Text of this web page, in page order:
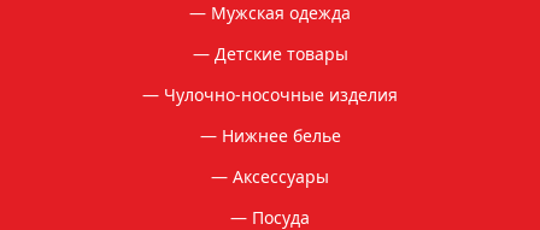
Мужская одежда
Детские товары
Чулочно-носочные изделия
Нижнее белье
Аксессуары
Посуда